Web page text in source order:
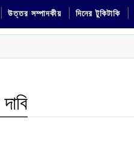
উত্তর সম্পাদকীয় দিনের টুকিটাকি